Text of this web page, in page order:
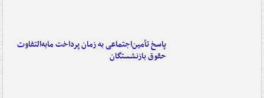
پاسخ تأمین‌اجتماعی به زمان پرداخت مابه‌التفاوت
حقوق بازنشستگان